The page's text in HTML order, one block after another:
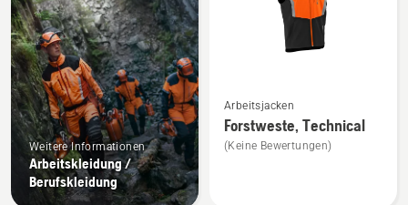
Weitere Informationen
Arbeitskleidung /
Berufskleidung
Details
zu
Forstweste,
Arbeitsjacken
Forstweste, Technical
(Keine Bewertungen)